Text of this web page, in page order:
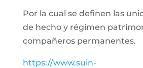
Por la cual se definen las
de hecho y régimen
compañeros permanentes.
https://www.suin-